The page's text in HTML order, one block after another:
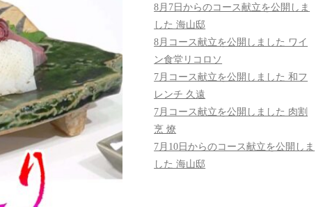
8月7日からのコース献立を公開しま
した 海山邸
8月コース献立を公開しました ワイ
ン食堂リコロソ
7月コース献立を公開しました 和フ
レンチ 久遠
7月コース献立を公開しました 肉割
烹 燎
7月10日からのコース献立を公開しま
した 海山邸